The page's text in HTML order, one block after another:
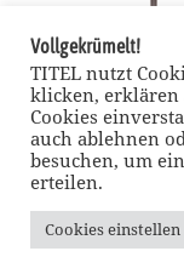
Vollgekrümelt!
TITEL nutzt
klicken, erklären
Cookies
auch ablehnen
besuchen, um
erteilen.
Cookies einstellen